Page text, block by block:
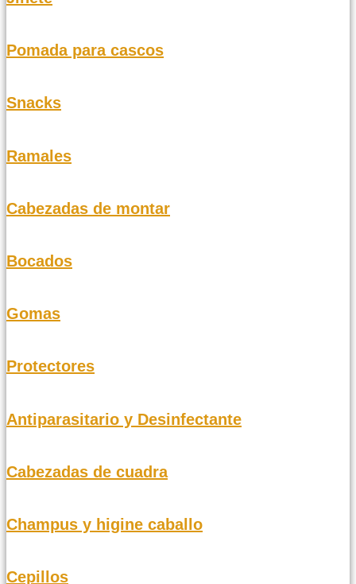
Pomada para cascos
Snacks
Ramales
Cabezadas de montar
Bocados
Gomas
Protectores
Antiparasitario y Desinfectante
Cabezadas de cuadra
Champus y higine caballo
Cepillos